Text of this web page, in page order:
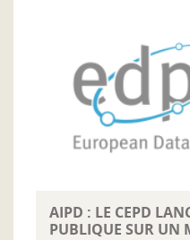
AIPD : LE CEPD
PUBLIQUE SUR UN